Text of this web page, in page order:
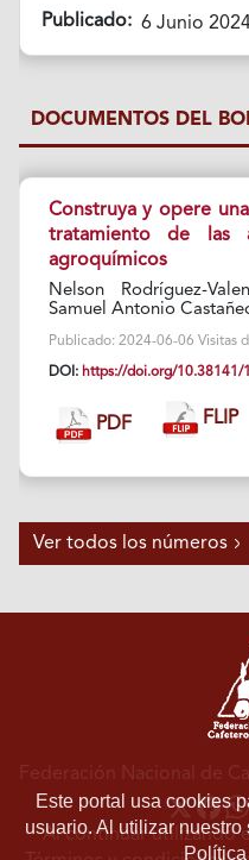
Publicado: 6 Junio
DOCUMENTOS DEL
Construya y opere
tratamiento de las
agroquímicos
Nelson Rodríguez-
Samuel Antonio
Publicado: 2024-06-06 Visitas
DOI: https://doi.org/10.38141/
PDF FLIP
Ver todos los números
Este portal usa cookies
usuario. Al utilizar
Federación Nacional de
Al continuar utilizando